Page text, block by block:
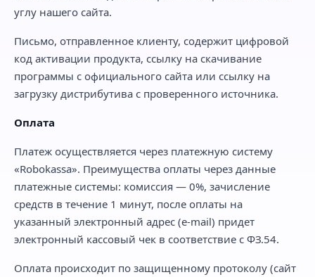
углу нашего сайта.
Письмо, отправленное клиенту, содержит цифровой
код активации продукта, ссылку на скачивание
программы с официального сайта или ссылку на
загрузку дистрибутива с проверенного источника.
Оплата
Платеж осуществляется через платежную систему
«Robokassa». Преимущества оплаты через данные
платежные системы: комиссия — 0%, зачисление
средств в течение 1 минут, после оплаты на
указанный электронный адрес (e-mail) придет
электронный кассовый чек в соответствие с ФЗ.54.
Оплата происходит по защищенному протоколу (сайт